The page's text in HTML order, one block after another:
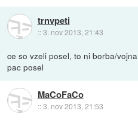
trnvpeti
::3. nov 2013, 21:43
ce so vzeli posel, to ni borba/vojna
pac posel
MaCoFaCo
::3. nov 2013, 21:53